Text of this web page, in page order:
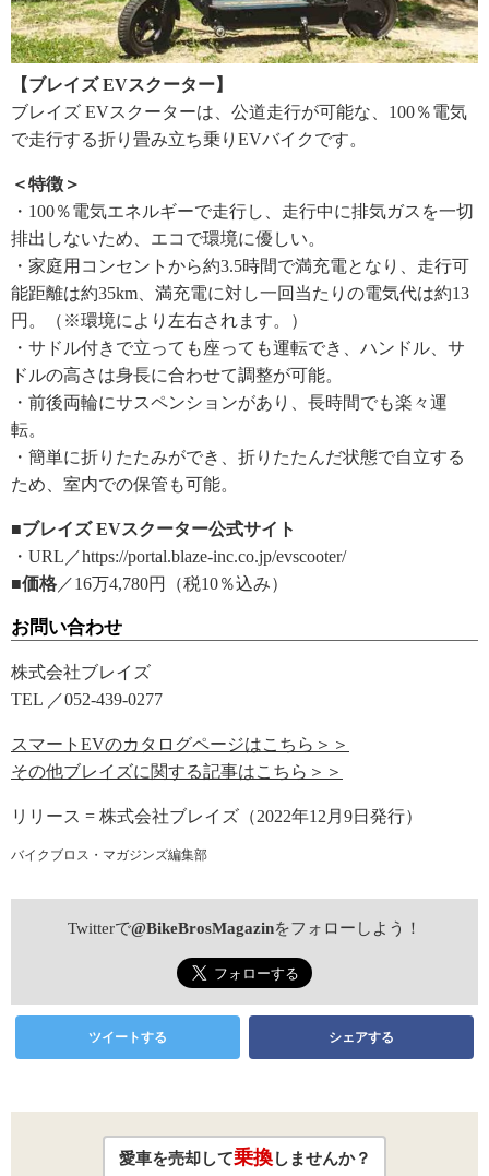
【ブレイズ EVスクーター】
ブレイズ EVスクーターは、公道走行が可能な、100％電気
で走行する折り畳み立ち乗りEVバイクです。
＜特徴＞
・100％電気エネルギーで走行し、走行中に排気ガスを一切
排出しないため、エコで環境に優しい。
・家庭用コンセントから約3.5時間で満充電となり、走行可
能距離は約35km、満充電に対し一回当たりの電気代は約13
円。（※環境により左右されます。）
・サドル付きで立っても座っても運転でき、ハンドル、サ
ドルの高さは身長に合わせて調整が可能。
・前後両輪にサスペンションがあり、長時間でも楽々運
転。
・簡単に折りたたみができ、折りたたんだ状態で自立する
ため、室内での保管も可能。
■ブレイズ EVスクーター公式サイト
・URL／https://portal.blaze-inc.co.jp/evscooter/
■価格／16万4,780円（税10％込み）
お問い合わせ
株式会社ブレイズ
TEL ／052-439-0277
スマートEVのカタログページはこちら＞＞
その他ブレイズに関する記事はこちら＞＞
リリース = 株式会社ブレイズ（2022年12月9日発行）
バイクブロス・マガジンズ編集部
Twitterで@BikeBrosMagazinをフォローしよう！
ツイートする シェアする
愛車を売却して乗換しませんか？